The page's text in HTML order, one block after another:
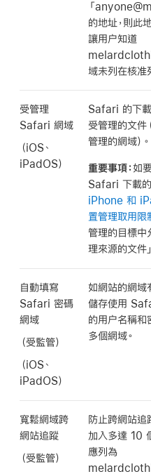
「
的地址，則此
讓用户知道
域未列在核准
受管理
Safari 網域
（iOS、
iPadOS）
Safari 的下
受管理的文件
管理的網域）。
重要事項：如
Safari 下載的
iPhone 和
置管理取用限
管理的目標中
理來源的文件
自動填寫
Safari 密碼
網域
（受監管）
（iOS、
iPadOS）
如網站的網域
儲存使用
的用户名稱和
多個網域。
寬鬆網域跨
網站追蹤
（受監管）
防止跨網站追
加入多達 10
應列為